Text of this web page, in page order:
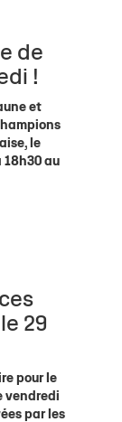
de
!
et
le
18h30 au
29
pour le
vendredi
par les